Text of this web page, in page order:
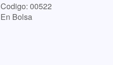
Codigo: 00522
En Bolsa